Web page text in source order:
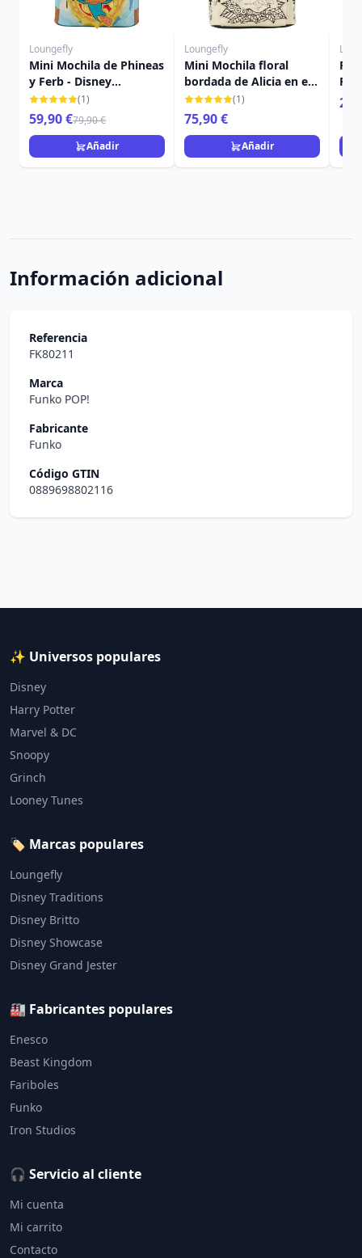
Loungefly
Mini Mochila de Phineas
y Ferb - Disney
Loungefly(1)
59,90 €79,90 €
Añadir
Loungefly
Mini Mochila floral
bordada de Alicia en el
País de las Maravillas -
Disney Loungefly
(1)
75,90 €
Añadir
Información adicional
Referencia
FK80211
Marca
Funko POP!
Fabricante
Funko
Código GTIN
0889698802116
✨ Universos populares
Disney
Harry Potter
Marvel & DC
Snoopy
Grinch
Looney Tunes
🏷️ Marcas populares
Loungefly
Disney Traditions
Disney Britto
Disney Showcase
Disney Grand Jester
🏭 Fabricantes populares
Enesco
Beast Kingdom
Fariboles
Funko
Iron Studios
🎧 Servicio al cliente
Mi cuenta
Mi carrito
Contacto